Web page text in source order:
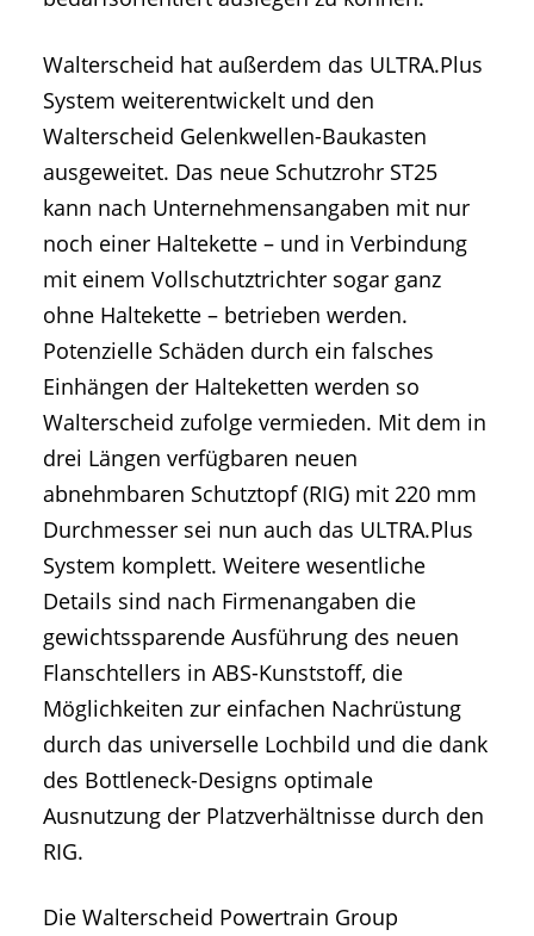
Walterscheid hat außerdem das ULTRA.Plus
System weiterentwickelt und den
Walterscheid Gelenkwellen-Baukasten
ausgeweitet. Das neue Schutzrohr ST25
kann nach Unternehmensangaben mit nur
noch einer Haltekette – und in Verbindung
mit einem Vollschutztrichter sogar ganz
ohne Haltekette – betrieben werden.
Potenzielle Schäden durch ein falsches
Einhängen der Halteketten werden so
Walterscheid zufolge vermieden. Mit dem in
drei Längen verfügbaren neuen
abnehmbaren Schutztopf (RIG) mit 220 mm
Durchmesser sei nun auch das ULTRA.Plus
System komplett. Weitere wesentliche
Details sind nach Firmenangaben die
gewichtssparende Ausführung des neuen
Flanschtellers in ABS-Kunststoff, die
Möglichkeiten zur einfachen Nachrüstung
durch das universelle Lochbild und die dank
des Bottleneck-Designs optimale
Ausnutzung der Platzverhältnisse durch den
RIG.
Die Walterscheid Powertrain Group